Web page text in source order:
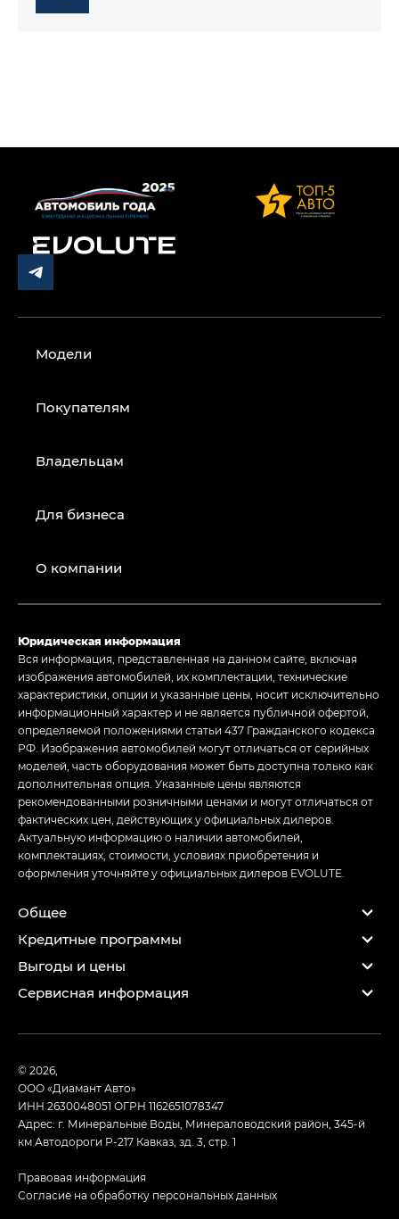
Модели
Покупателям
Владельцам
Для бизнеса
О компании
Юридическая информация
Вся информация, представленная на данном сайте, включая
изображения автомобилей, их комплектации, технические
характеристики, опции и указанные цены, носит исключительно
информационный характер и не является публичной офертой,
определяемой положениями статьи 437 Гражданского кодекса
РФ. Изображения автомобилей могут отличаться от серийных
моделей, часть оборудования может быть доступна только как
дополнительная опция. Указанные цены являются
рекомендованными розничными ценами и могут отличаться от
фактических цен, действующих у официальных дилеров.
Актуальную информацию о наличии автомобилей,
комплектациях, стоимости, условиях приобретения и
оформления уточняйте у официальных дилеров EVOLUTE.
Общее
Кредитные программы
Выгоды и цены
Сервисная информация
© 2026,
ООО «Диамант Авто»
ИНН 2630048051 ОГРН 1162651078347
Адрес: г. Минеральные Воды, Минераловодский район, 345-й
км Автодороги Р-217 Кавказ, зд. 3, стр. 1
Правовая информация
Согласие на обработку персональных данных